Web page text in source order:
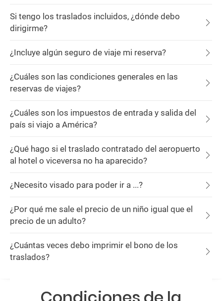
Si tengo los traslados incluidos, ¿dónde debo
dirigirme?
¿Incluye algún seguro de viaje mi reserva?
¿Cuáles son las condiciones generales en las
reservas de viajes?
¿Cuáles son los impuestos de entrada y salida del
país si viajo a América?
¿Qué hago si el traslado contratado del aeropuerto
al hotel o viceversa no ha aparecido?
¿Necesito visado para poder ir a ...?
¿Por qué me sale el precio de un niño igual que el
precio de un adulto?
¿Cuántas veces debo imprimir el bono de los
traslados?